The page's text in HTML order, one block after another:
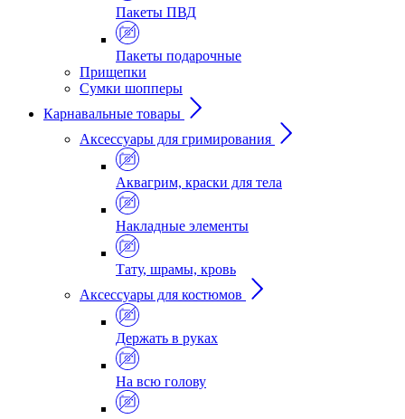
Пакеты ПВД
Пакеты подарочные
Прищепки
Сумки шопперы
Карнавальные товары
Аксессуары для гримирования
Аквагрим, краски для тела
Накладные элементы
Тату, шрамы, кровь
Аксессуары для костюмов
Держать в руках
На всю голову